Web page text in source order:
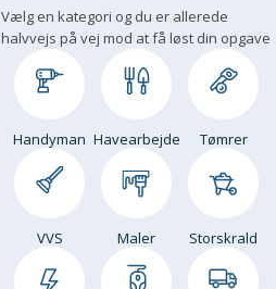
Vælg en kategori og du er allerede
halvvejs på vej mod at få løst din opgave
Handyman Havearbejde Tømrer
VVS Maler Storskrald